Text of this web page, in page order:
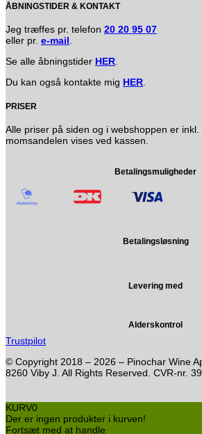
ÅBNINGSTIDER & KONTAKT
Jeg træffes pr. telefon 20 20 95 07
eller pr. e-mail.
Se alle åbningstider HER.
Du kan også kontakte mig HER.
PRISER
Alle priser på siden og i webshoppen er inkl.
momsandelen vises ved kassen.
Betalingsmuligheder
Betalingsløsning
Levering med
Alderskontrol
Trustpilot
© Copyright 2018 – 2026 – Pinochar Wine
8260 Viby J. All Rights Reserved. CVR-nr.
KURV0
Der er ingen produkter i kurven!
Fortsæt med at handle